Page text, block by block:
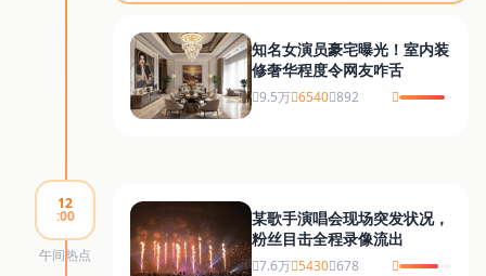
知名女演员豪宅曝光！室内装
修奢华程度令网友咋舌
9.5万 6540 892
12
:00
午间热点
某歌手演唱会现场突发状况，
粉丝目击全程录像流出
7.6万 5430 678